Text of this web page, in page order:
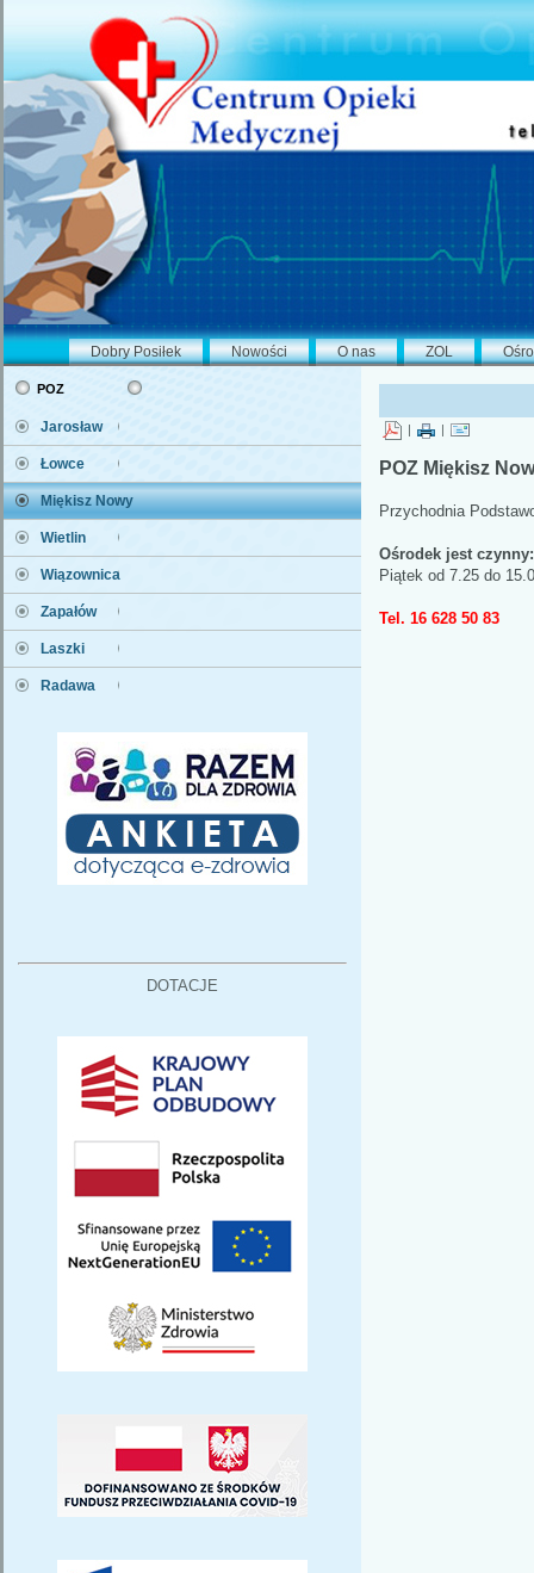
Dobry Posiłek Nowości O nas ZOL
poz
Jarosław
Łowce
Miękisz Nowy
Wietlin
Wiązownica
Zapałów
Laszki
Radawa
DOTACJE
POZ Miękisz
Przychodnia
Ośrodek jest czynny:
Piątek od 7.25 do
Tel. 16 628 50 83